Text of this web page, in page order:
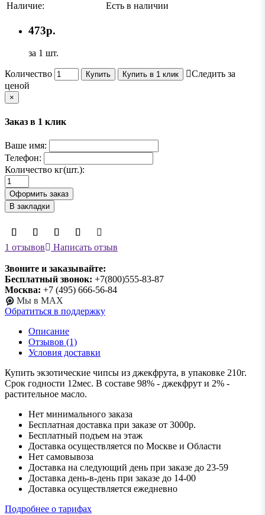
Наличие:
Есть в наличии
473р.
за 1 шт.
Количество Купить Купить в 1 клик
Следить за
ценой
×
Заказ в 1 клик
Ваше имя:
Телефон:
Количество кг(шт.):
Оформить заказ
В закладки
1 отзывов Написать отзыв
Звоните и заказывайте:
Бесплатный звонок: +7(800)555-83-87
Москва: +7 (495) 666-56-84
Мы в MAX
Обратиться в поддержку
Описание
Отзывов (1)
Условия доставки
Купить экзотические чипсы из джекфрута, в упаковке 210г.
Срок годности 12мес. В составе 98% - джекфрут и 2% -
растительное масло.
Нет минимального заказа
Бесплатная доставка при заказе от 3000р.
Бесплатный подъем на этаж
Доставка осуществляется по Москве и Области
Нет самовывоза
Доставка на следующий день при заказе до 23-59
Доставка день-в-день при заказе до 14-00
Доставка осуществляется ежедневно
Подробнее о тарифах